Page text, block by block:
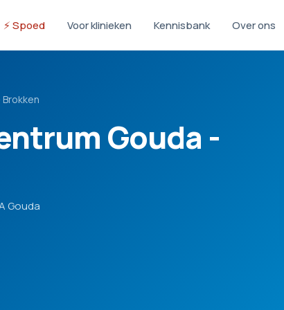
⚡ Spoed Voor klinieken Kennisbank Over ons
Gouda -
Gouda